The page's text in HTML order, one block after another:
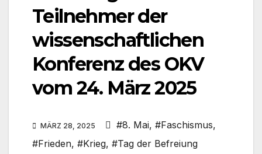
Teilnehmer der
wissenschaftlichen
Konferenz des OKV
vom 24. März 2025
MÄRZ 28, 2025 #8. Mai, #Faschismus,
#Frieden, #Krieg, #Tag der Befreiung